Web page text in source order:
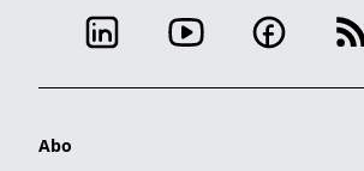
Abo